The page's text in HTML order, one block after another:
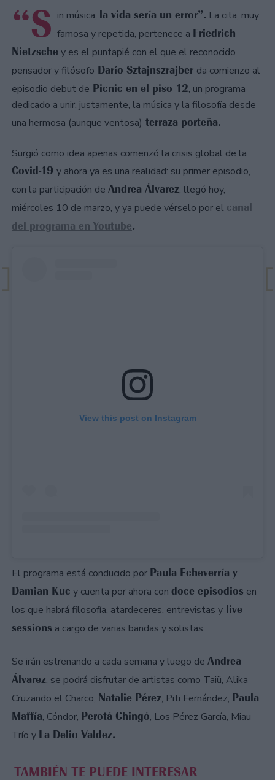
“S in música, la vida sería un error”. La cita, muy
famosa y repetida, pertenece a Friedrich
Nietzsche y es el puntapié con el que el reconocido
pensador y filósofo Darío Sztajnszrajber da comienzo al
episodio debut de Picnic en el piso 12, un programa
dedicado a unir, justamente, la música y la filosofía desde
una hermosa (aunque ventosa) terraza porteña.
Surgió como idea apenas comenzó la crisis global de la
Covid-19 y ahora ya es una realidad: su primer episodio,
con la participación de Andrea Álvarez, llegó hoy,
miércoles 10 de marzo, y ya puede vérselo por el canal
del programa en Youtube.
View this post on Instagram
El programa está conducido por Paula Echeverría y
Damian Kuc y cuenta por ahora con doce episodios en
los que habrá filosofía, atardeceres, entrevistas y live
sessions a cargo de varias bandas y solistas.
Se irán estrenando a cada semana y luego de Andrea
Álvarez, se podrá disfrutar de artistas como Taiü, Alika
Cruzando el Charco, Natalie Pérez, Piti Fernández, Paula
Maffía, Cóndor, Perotá Chingó, Los Pérez García, Miau
Trío y La Delio Valdez.
TAMBIÉN TE PUEDE INTERESAR